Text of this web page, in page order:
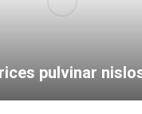
pulvinar